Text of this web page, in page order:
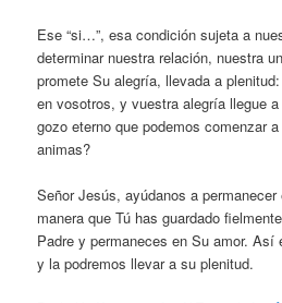
Ese “si…”, esa condición sujeta a
determinar nuestra relación, nuestra
promete Su alegría, llevada a
en vosotros, y vuestra alegría llegue a
gozo eterno que podemos comenzar
animas?
Señor Jesús, ayúdanos a
manera que Tú has guardado
Padre y permaneces en Su amor. Así
y la podremos llevar a su plenitud.